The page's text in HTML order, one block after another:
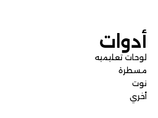
أدوات
لوحات تعليميه
مسطرة
نوت
أخري